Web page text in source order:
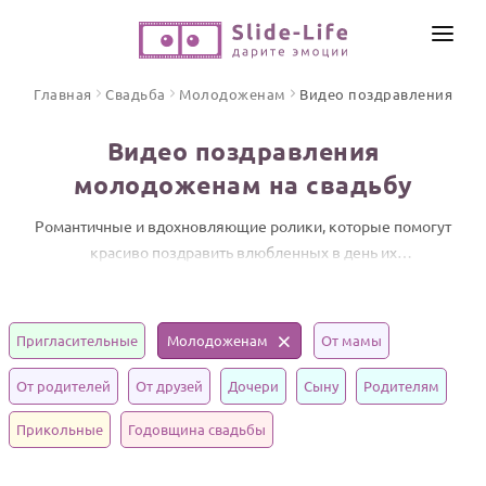
ПО ФОРМАТУ
Песни поздравления
Стихи и тексты
ПРАЗДНИКИ
С Днем рождения
Юбилей
ИНСТРУМЕНТЫ
Главная Свадьба Молодоженам Видео поздравления
Видео поздравления
молодоженам на свадьбу
Романтичные и вдохновляющие ролики, которые помогут
красиво поздравить влюбленных в день их
Пригласительные Молодоженам От мамы
От родителей От друзей Дочери Сыну Родителям
Прикольные Годовщина свадьбы